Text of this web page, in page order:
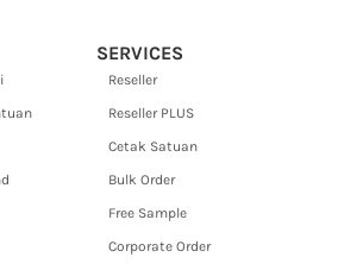
SERVICES
Reseller
Reseller PLUS
Cetak Satuan
Bulk Order
Free Sample
Corporate Order